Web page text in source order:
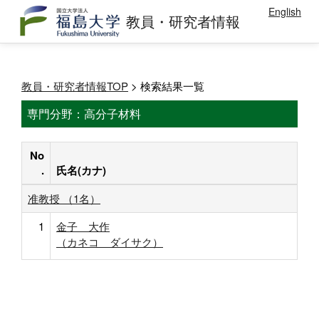
教員・研究者情報 English
教員・研究者情報TOP > 検索結果一覧
専門分野：高分子材料
No
.
氏名(カナ)
准教授 （1名）
1
金子 大作
（カネコ ダイサク）